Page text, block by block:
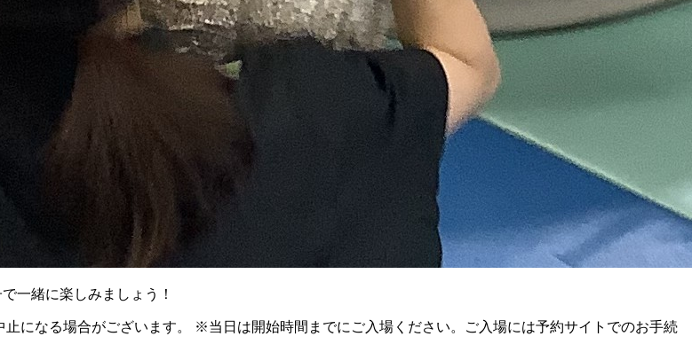
一緒に楽しみましょう！
になる場合がございます。 ※当日は開始時間までにご入場ください。ご入場には予約サイトでのお手続